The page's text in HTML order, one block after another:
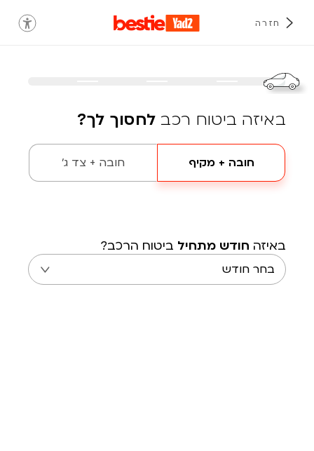
חזרה
באיזה ביטוח רכב לחסוך לך?
חובה + מקיף חובה + צד ג'
באיזה חודש מתחיל ביטוח הרכב?